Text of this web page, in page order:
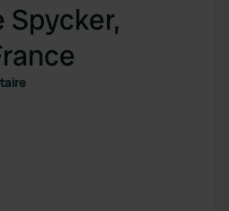
Spycker,